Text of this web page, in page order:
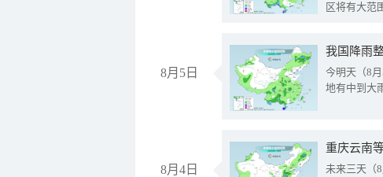
区将有大范
8月5日
我国降雨
今明天（8
地有中到大
8月4日
重庆云南
未来三天（